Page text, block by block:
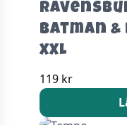
Batman
XXL
119 kr